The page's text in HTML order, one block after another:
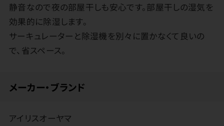
静音なので夜の部屋干しも安心です。部屋干しの湿気を
効果的に除湿します。
サーキュレーターと除湿機を別々に置かなくて良いの
で、省スペース。
メーカー・ブランド
アイリスオーヤマ